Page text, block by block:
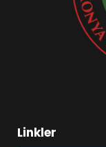
Linkler